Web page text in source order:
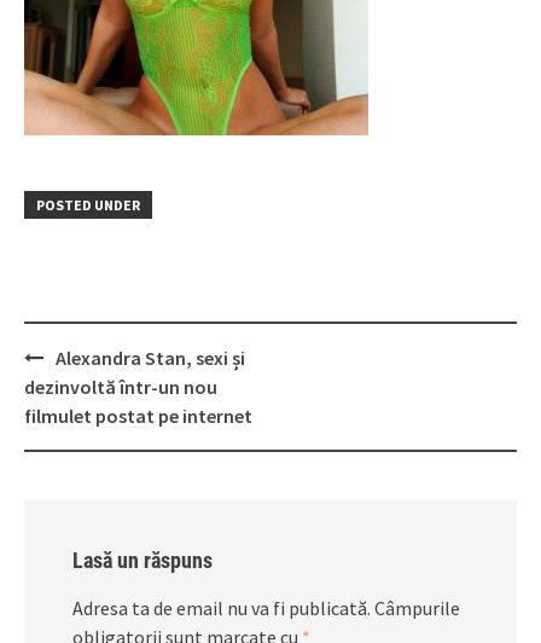
POSTED UNDER
Post
navigation
Alexandra Stan, sexi și
dezinvoltă într-un nou
filmulet postat pe internet
Lasă un răspuns
Adresa ta de email nu va fi publicată. Câmpurile
obligatorii sunt marcate cu *